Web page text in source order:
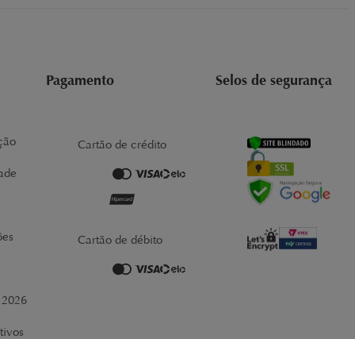
Pagamento
Cartão de crédito
Cartão de débito
Selos de segurança